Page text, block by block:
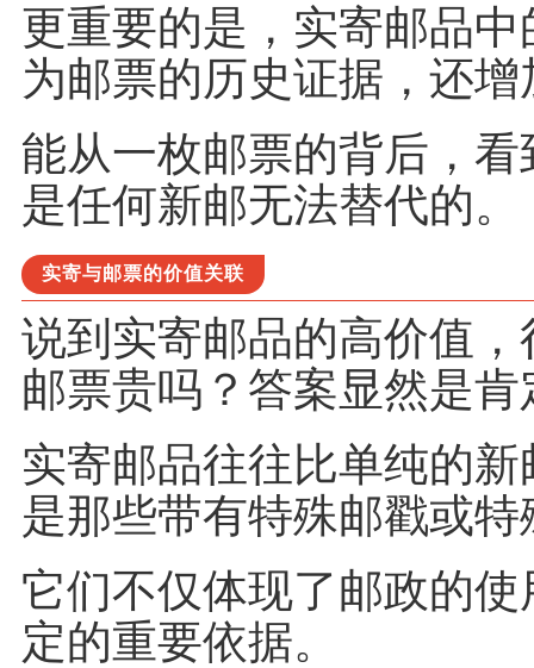
更重要的是，实寄邮品
为邮票的历史证据，还
能从一枚邮票的背后，
是任何新邮无法替代的。
实寄与邮票的价值关联
说到实寄邮品的高价值
邮票贵吗？答案显然是肯
实寄邮品往往比单纯的
是那些带有特殊邮戳或
它们不仅体现了邮政的
定的重要依据。